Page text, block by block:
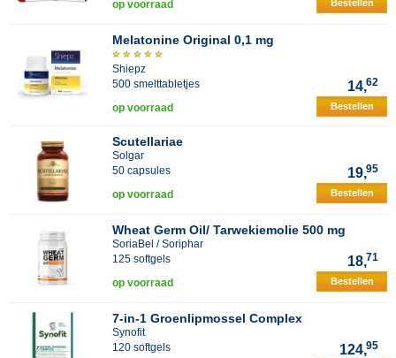
op voorraad Bestellen
Melatonine Original 0,1 mg
Shiepz
500 smelttabletjes
14,62
op voorraad Bestellen
Scutellariae
Solgar
50 capsules
19,95
op voorraad Bestellen
Wheat Germ Oil/ Tarwekiemolie 500 mg
SoriaBel / Soriphar
125 softgels
18,71
op voorraad Bestellen
7-in-1 Groenlipmossel Complex
Synofit
120 softgels
124,95